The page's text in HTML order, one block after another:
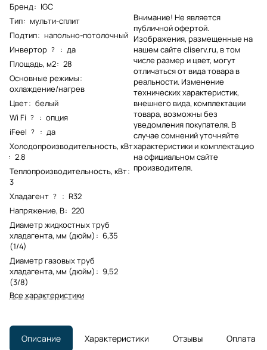
Бренд: IGC
Тип: мульти-сплит
Подтип: напольно-потолочный
Инвертор ? : да
Площадь, м2: 28
Основные режимы:
охлаждение/нагрев
Цвет: белый
Wi Fi ? : опция
iFeel ? : да
Холодопроизводительность, кВт
: 2.8
Теплопроизводительность, кВт:
3
Хладагент ? : R32
Напряжение, В: 220
Диаметр жидкостных труб
хладагента, мм (дюйм) : 6,35
(1/4)
Диаметр газовых труб
хладагента, мм (дюйм) : 9,52
(3/8)
Все характеристики
Внимание! Не является
публичной офертой.
Изображения, размещенные на
нашем сайте cliserv.ru, в том
числе размер и цвет, могут
отличаться от вида товара в
реальности. Изменение
технических характеристик,
внешнего вида, комплектации
товара, возможны без
уведомления покупателя. В
случае сомнений уточняйте
характеристики и комплектацию
на официальном сайте
производителя.
Описание Характеристики Отзывы Оплата